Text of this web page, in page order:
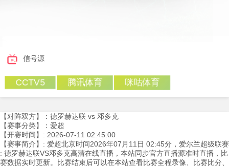
信号源
CCTV5 腾讯体育 咪咕体育
【对阵双方】：德罗赫达联 vs 邓多克
【赛事分类】：爱超
【开赛时间】: 2026-07-11 02:45:00
【赛事简介】: 爱超北京时间2026年07月11日 02:45分，爱尔兰超级联赛
: 德罗赫达联VS邓多克高清在线直播，本站同步官方直播源准时直播，比
赛数据实时更新。比赛结束后可以在本站查看比赛全程录像、比赛比分、